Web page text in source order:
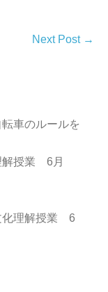
Next Post →
車のルールを
解授業 6月
化理解授業 6